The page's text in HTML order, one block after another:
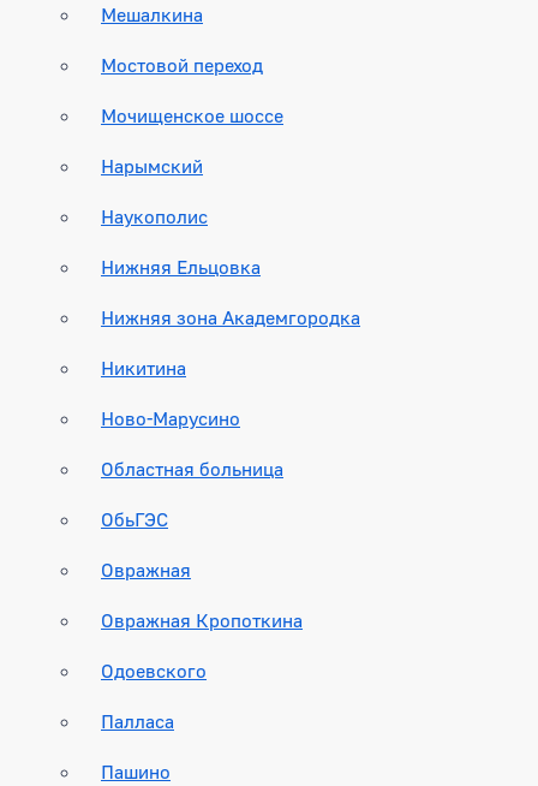
Мешалкина
Мостовой переход
Мочищенское шоссе
Нарымский
Наукополис
Нижняя Ельцовка
Нижняя зона Академгородка
Никитина
Ново-Марусино
Областная больница
ОбьГЭС
Овражная
Овражная Кропоткина
Одоевского
Палласа
Пашино